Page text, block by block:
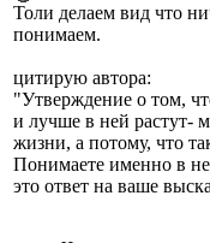
Толи делаем вид что
понимаем.
цитирую автора:
"Утверждение о том,
и лучше в ней растут-
жизни, а потому, что
Понимаете именно в
это ответ на ваше